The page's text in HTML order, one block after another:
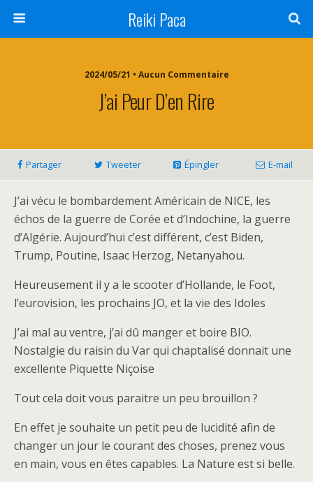
Reiki Paca
2024/05/21 • Aucun Commentaire
J’ai Peur D’en Rire
Partager Tweeter Épingler E-mail
J’ai vécu le bombardement Américain de NICE, les
échos de la guerre de Corée et d’Indochine, la guerre
d’Algérie. Aujourd’hui c’est différent, c’est Biden,
Trump, Poutine, Isaac Herzog, Netanyahou.
Heureusement il y a le scooter d’Hollande, le Foot,
l’eurovision, les prochains JO, et la vie des Idoles
J’ai mal au ventre, j’ai dû manger et boire BIO.
Nostalgie du raisin du Var qui chaptalisé donnait une
excellente Piquette Niçoise
Tout cela doit vous paraitre un peu brouillon ?
En effet je souhaite un petit peu de lucidité afin de
changer un jour le courant des choses, prenez vous
en main, vous en êtes capables. La Nature est si belle.